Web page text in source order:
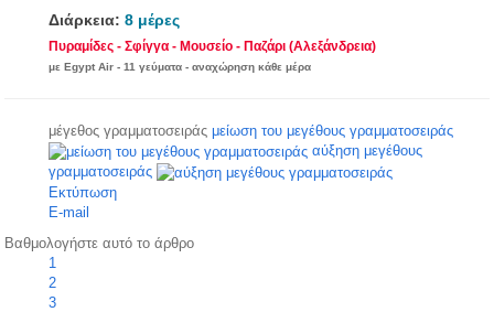
Διάρκεια: 8 μέρες
Πυραμίδες - Σφίγγα - Μουσείο - Παζάρι (Αλεξάνδρεια)
με Egypt Air - 11 γεύματα - αναχώρηση κάθε μέρα
μέγεθος γραμματοσειράς μείωση του μεγέθους γραμματοσειράς
αύξηση μεγέθους
γραμματοσειράς
Εκτύπωση
E-mail
Βαθμολογήστε αυτό το άρθρο
1
2
3